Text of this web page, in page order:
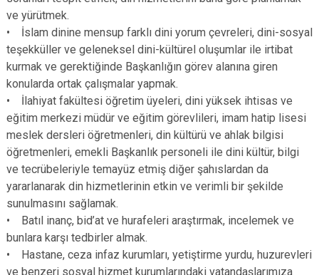
ve yürütmek.
• İslam dinine mensup farklı dini yorum çevreleri, dini-sosyal
teşekküller ve geleneksel dini-kültürel oluşumlar ile irtibat
kurmak ve gerektiğinde Başkanlığın görev alanına giren
konularda ortak çalışmalar yapmak.
• İlahiyat fakültesi öğretim üyeleri, dini yüksek ihtisas ve
eğitim merkezi müdür ve eğitim görevlileri, imam hatip lisesi
meslek dersleri öğretmenleri, din kültürü ve ahlak bilgisi
öğretmenleri, emekli Başkanlık personeli ile dini kültür, bilgi
ve tecrübeleriyle temayüz etmiş diğer şahıslardan da
yararlanarak din hizmetlerinin etkin ve verimli bir şekilde
sunulmasını sağlamak.
• Batıl inanç, bid’at ve hurafeleri araştırmak, incelemek ve
bunlara karşı tedbirler almak.
• Hastane, ceza infaz kurumları, yetiştirme yurdu, huzurevleri
ve benzeri sosyal hizmet kurumlarındaki vatandaşlarımıza